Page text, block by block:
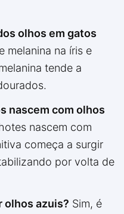
olhos em gatos
melanina na íris e
tende a
nascem com olhos
nascem com
começa a surgir
por volta de
olhos azuis? Sim, é